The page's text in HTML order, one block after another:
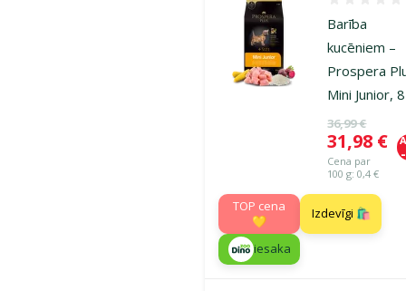
Barība
kucēniem –
Prospera
Mini Junior,
Oriģinālā
36,99 €
Cena
31,98 €
Cena par
100 g: 0,4 €
TOP cena
💛
Izdevīgi 🛍️
iesaka